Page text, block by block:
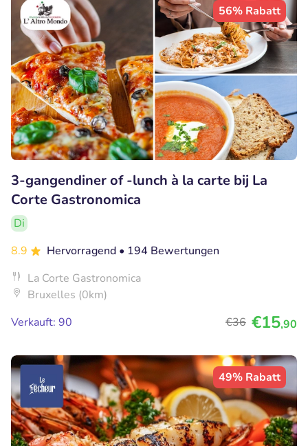
56% Rabatt
3-gangendiner of -lunch à la carte bij La
Corte Gastronomica
Di
8.9
Hervorragend • 194 Bewertungen
La Corte Gastronomica
Bruxelles (0km)
Verkauft: 90
€36 €15,90
49% Rabatt